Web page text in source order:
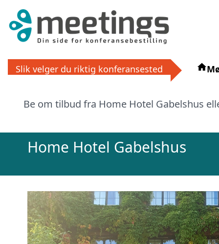
Slik velger du riktig konferansested
Be om tilbud fra Home Hotel Gabelshus
Home Hotel Gabelshus
Få
eller via